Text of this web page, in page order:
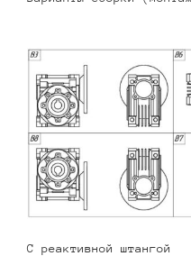
С реактивной штангой